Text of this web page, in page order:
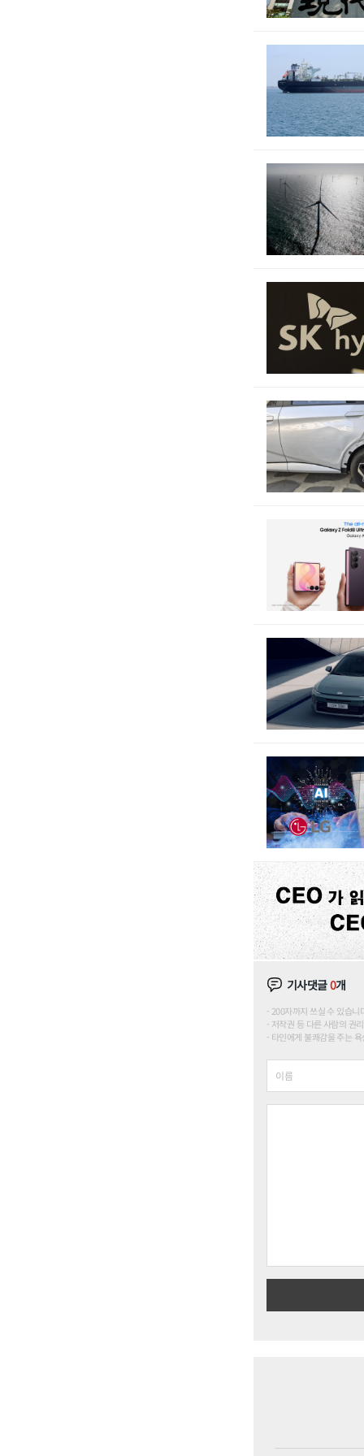
기사댓글0개
200자까지 쓰실 수 있습
저작권 등 다른 사람의 권
타인에게 불쾌감을 주는